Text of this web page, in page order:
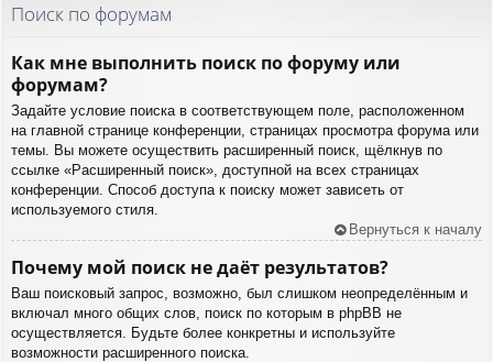
Поиск по форумам
Как мне выполнить поиск по форуму или
форумам?
Задайте условие поиска в соответствующем поле, расположенном
на главной странице конференции, страницах просмотра форума или
темы. Вы можете осуществить расширенный поиск, щёлкнув по
ссылке «Расширенный поиск», доступной на всех страницах
конференции. Способ доступа к поиску может зависеть от
используемого стиля.
Вернуться к началу
Почему мой поиск не даёт результатов?
Ваш поисковый запрос, возможно, был слишком неопределённым и
включал много общих слов, поиск по которым в phpBB не
осуществляется. Будьте более конкретны и используйте
возможности расширенного поиска.